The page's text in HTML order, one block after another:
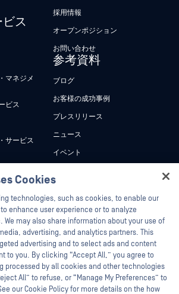
ス
マネジメ
ビス
サービス
ー
採用情報
オープンポジション
お問い合わせ
参考資料
ブログ
お客様の成功事例
プレスリリース
ニュース
イベント
ホワイトペーパー
無料ツール
Cookies
technologies, such as cookies, to enable our
enhance user experience or to analyze
may also share information about your use of
advertising, and analytics partners. This
advertising and to select ads and content
to you. By clicking “Accept All,” you agree to
processed by all cookies and other technologies
All” to refuse, or “Manage My Preferences” to
our Cookie Policy for more details on the how
Hey there!
I'm Ozzy, your OPSWAT virtual assistant.
How can I help you secure what's critical
today?